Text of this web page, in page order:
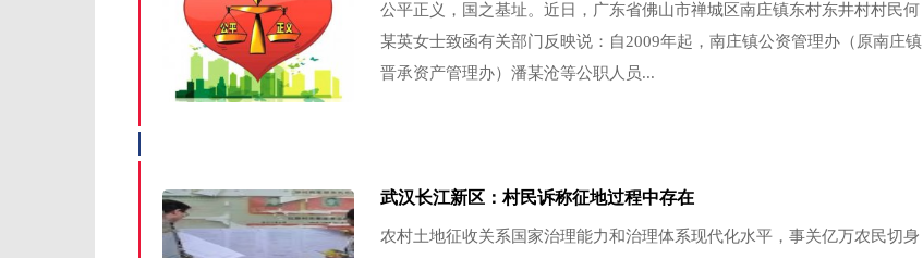
公平正义，国之基址。近日，广东省佛山市禅城区南庄镇东村东井村村民何
某英女士致函有关部门反映说：自2009年起，南庄镇公资管理办（原南庄镇
晋承资产管理办）潘某沧等公职人员...
武汉长江新区：村民诉称征地过程中存在
农村土地征收关系国家治理能力和治理体系现代化水平，事关亿万农民切身